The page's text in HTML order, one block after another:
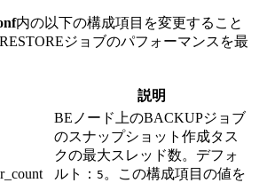
内の以下の構成項目を変更すること
ジョブのパフォーマンスを最
説明
BEノード上のBACKUPジョブ
のスナップショット作成タス
クの最大スレッド数。デフォ
ルト： 5。この構成項目の値を